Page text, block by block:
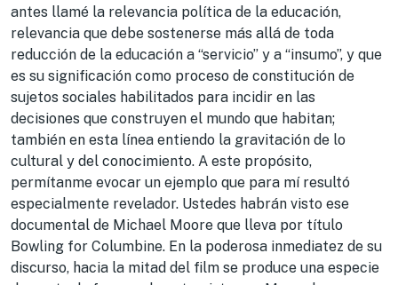
antes llamé la relevancia política de la educación,
relevancia que debe sostenerse más allá de toda
reducción de la educación a “servicio” y a “insumo”, y que
es su significación como proceso de constitución de
sujetos sociales habilitados para incidir en las
decisiones que construyen el mundo que habitan;
también en esta línea entiendo la gravitación de lo
cultural y del conocimiento. A este propósito,
permítanme evocar un ejemplo que para mí resultó
especialmente revelador. Ustedes habrán visto ese
documental de Michael Moore que lleva por título
Bowling for Columbine. En la poderosa inmediatez de su
discurso, hacia la mitad del film se produce una especie